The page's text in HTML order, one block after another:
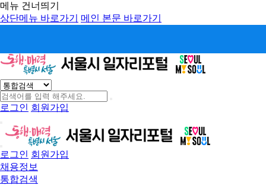
메뉴 건너띄기
상단메뉴 바로가기
메인 본문 바로가기
로그인 회원가입
로그인 회원가입
채용정보
통합검색